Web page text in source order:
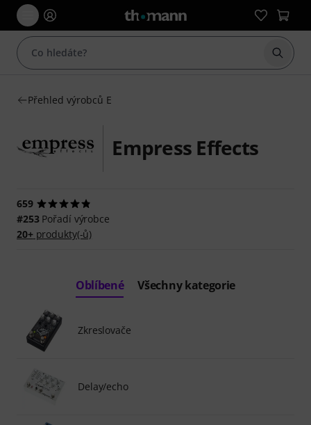
Začít
Přehled výrobců E
Empress Effects
659
#253Pořadí výrobce
20+produkty(-ů)
Oblíbené Všechny kategorie
Zkreslovače
Delay/echo